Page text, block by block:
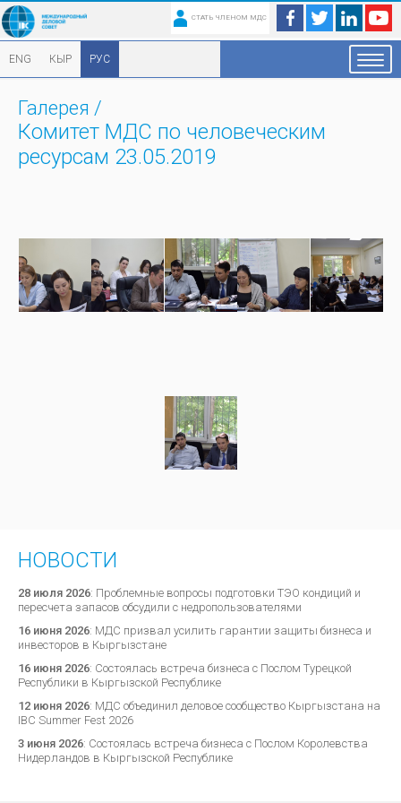
СТАТЬ ЧЛЕНОМ МДС
ENG КЫР РУС
Галерея /
Комитет МДС по человеческим
ресурсам 23.05.2019
НОВОСТИ
28 июля 2026: Проблемные вопросы подготовки ТЭО кондиций и
пересчета запасов обсудили с недропользователями
16 июня 2026: МДС призвал усилить гарантии защиты бизнеса и
инвесторов в Кыргызстане
16 июня 2026: Состоялась встреча бизнеса с Послом Турецкой
Республики в Кыргызской Республике
12 июня 2026: МДС объединил деловое сообщество Кыргызстана на
IBC Summer Fest 2026
3 июня 2026: Состоялась встреча бизнеса с Послом Королевства
Нидерландов в Кыргызской Республике